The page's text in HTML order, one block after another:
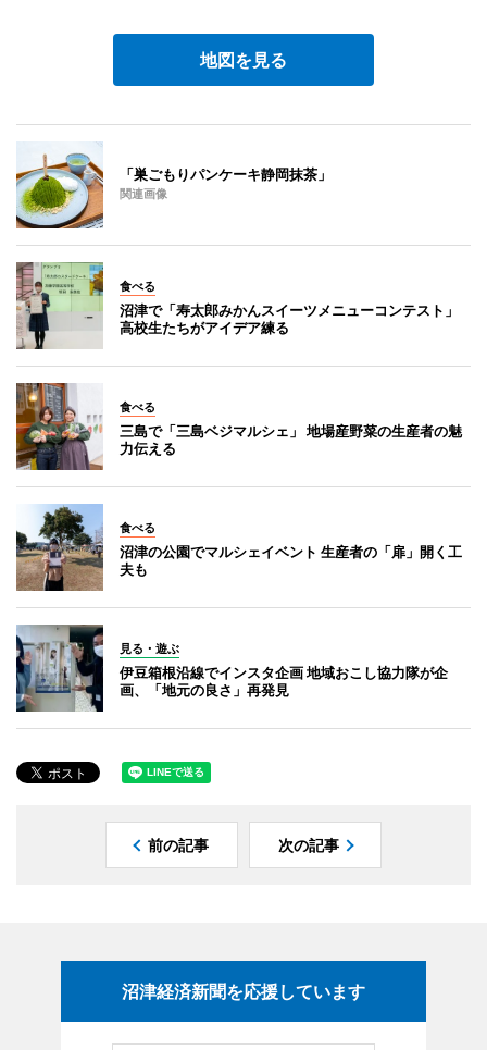
地図を見る
「巣ごもりパンケーキ静岡抹茶」
関連画像
食べる
沼津で「寿太郎みかんスイーツメニューコンテスト」
高校生たちがアイデア練る
食べる
三島で「三島ベジマルシェ」 地場産野菜の生産者の魅
力伝える
食べる
沼津の公園でマルシェイベント 生産者の「扉」開く工
夫も
見る・遊ぶ
伊豆箱根沿線でインスタ企画 地域おこし協力隊が企
画、「地元の良さ」再発見
前の記事 次の記事
沼津経済新聞を応援しています